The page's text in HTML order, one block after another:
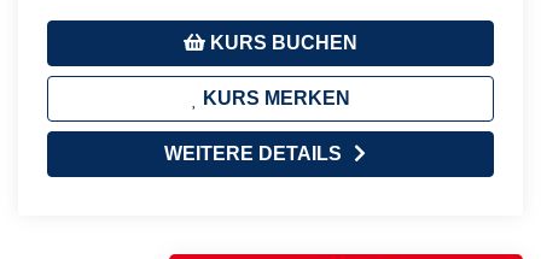
KURS BUCHEN
KURS MERKEN
WEITERE DETAILS